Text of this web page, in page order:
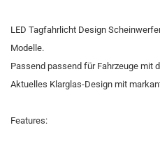
LED Tagfahrlicht Design
Modelle.
Passend passend für Fahrzeuge mit
Aktuelles Klarglas-Design mit
Features: